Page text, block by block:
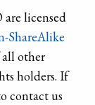
licensed
ShareAlike
other
holders. If
contact us